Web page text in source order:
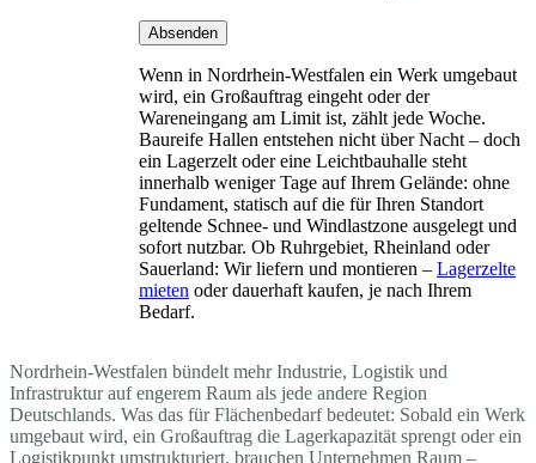
Absenden
Wenn in Nordrhein-Westfalen ein Werk umgebaut
wird, ein Großauftrag eingeht oder der
Wareneingang am Limit ist, zählt jede Woche.
Baureife Hallen entstehen nicht über Nacht – doch
ein Lagerzelt oder eine Leichtbauhalle steht
innerhalb weniger Tage auf Ihrem Gelände: ohne
Fundament, statisch auf die für Ihren Standort
geltende Schnee- und Windlastzone ausgelegt und
sofort nutzbar. Ob Ruhrgebiet, Rheinland oder
Sauerland: Wir liefern und montieren – Lagerzelte
mieten oder dauerhaft kaufen, je nach Ihrem
Bedarf.
Nordrhein-Westfalen bündelt mehr Industrie, Logistik und
Infrastruktur auf engerem Raum als jede andere Region
Deutschlands. Was das für Flächenbedarf bedeutet: Sobald ein Werk
umgebaut wird, ein Großauftrag die Lagerkapazität sprengt oder ein
Logistikpunkt umstrukturiert, brauchen Unternehmen Raum –